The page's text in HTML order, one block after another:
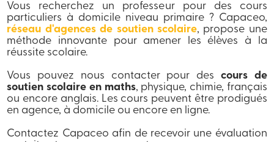
Vous recherchez un professeur pour des cours
particuliers à domicile niveau primaire ? Capaceo,
réseau d'agences de soutien scolaire, propose une
méthode innovante pour amener les élèves à la
réussite scolaire.
Vous pouvez nous contacter pour des cours de
soutien scolaire en maths, physique, chimie, français
ou encore anglais. Les cours peuvent être prodigués
en agence, à domicile ou encore en ligne.
Contactez Capaceo afin de recevoir une évaluation